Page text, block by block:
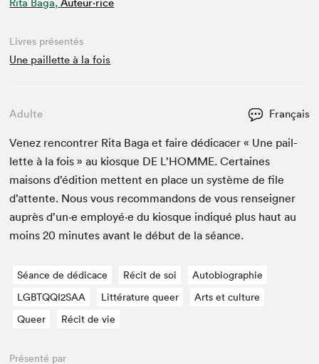
Livres présentés
Une paillette à la fois
Adulte Français
Venez ren­con­tr­er Rita Baga et faire dédi­cac­er « Une pail­
lette à la fois » au kiosque DE L’HOMME. Cer­taines
maisons d’édi­tion met­tent en place un sys­tème de file
d’at­tente. Nous vous recom­man­dons de vous ren­seign­er
auprès d’un·e employé·e du kiosque indiqué plus haut au
moins20 min­utes avant le début de la séance.
Séance de dédicace Récit de soi
Autobiographie
LGBTQQI2SAA
Littérature queer
Arts et culture
Queer
Récit de vie
Présenté par